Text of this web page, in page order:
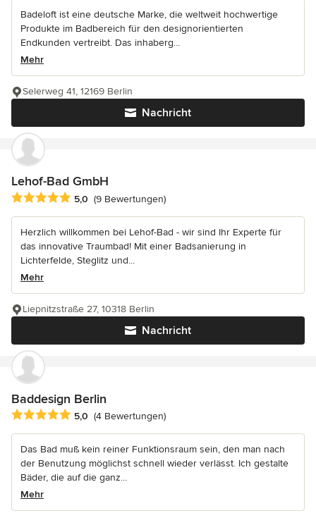
Badeloft ist eine deutsche Marke, die weltweit hochwertige
Produkte im Badbereich für den designorientierten
Endkunden vertreibt. Das inhaberg...
Mehr
Nachricht
Selerweg 41, 12169 Berlin
Lehof-Bad GmbH
Durchschnittliche Bewertung: 5 von 5 Sternen
5,0 (9 Bewertungen)
Herzlich willkommen bei Lehof-Bad - wir sind Ihr Experte für
das innovative Traumbad! Mit einer Badsanierung in
Lichterfelde, Steglitz und...
Mehr
Nachricht
Liepnitzstraße 27, 10318 Berlin
Baddesign Berlin
Durchschnittliche Bewertung: 5 von 5 Sternen
5,0 (4 Bewertungen)
Das Bad muß kein reiner Funktionsraum sein, den man nach
der Benutzung möglichst schnell wieder verlässt. Ich gestalte
Bäder, die auf die ganz...
Mehr